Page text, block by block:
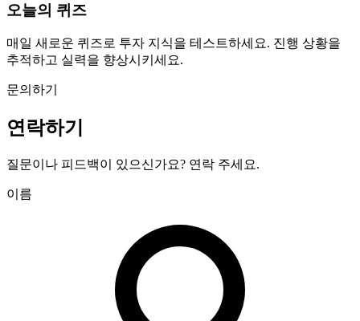
오늘의 퀴즈
매일 새로운 퀴즈로 투자 지식을 테스트하세요. 진행 상황을
추적하고 실력을 향상시키세요.
문의하기
연락하기
질문이나 피드백이 있으신가요? 연락 주세요.
이름